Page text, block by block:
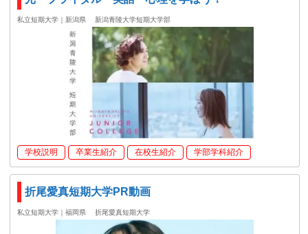
私立短期大学｜新潟県 新潟青陵大学短期大学部
学校説明 卒業生紹介 在校生紹介 学部学科紹介
折尾愛真短期大学PR動画
私立短期大学｜福岡県 折尾愛真短期大学